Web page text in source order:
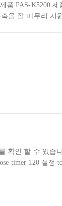
PAS-K5200
을 잘 마무리 지
인 할 수 있습
timer 120 설정